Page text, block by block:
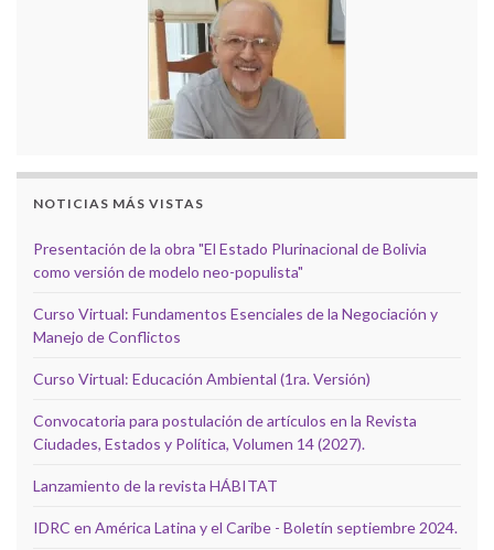
NOTICIAS MÁS VISTAS
Presentación de la obra "El Estado Plurinacional de Bolivia
como versión de modelo neo-populista"
Curso Virtual: Fundamentos Esenciales de la Negociación y
Manejo de Conflictos
Curso Virtual: Educación Ambiental (1ra. Versión)
Convocatoria para postulación de artículos en la Revista
Ciudades, Estados y Política, Volumen 14 (2027).
Lanzamiento de la revista HÁBITAT
IDRC en América Latina y el Caribe - Boletín septiembre 2024.